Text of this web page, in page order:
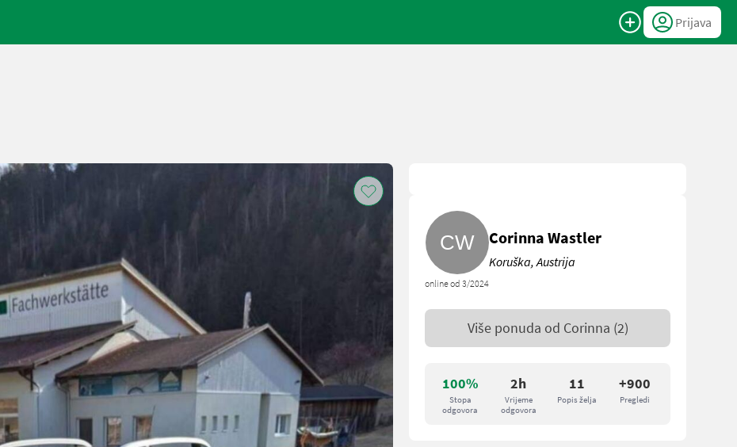
Prijava
100%
Stopa
odgovora
2h
Vrijeme
odgovora
11
Popis želja
+900
Pregledi
online od 3/2024
Corinna Wastler
Koruška, Austrija
Više ponuda od Corinna (2)